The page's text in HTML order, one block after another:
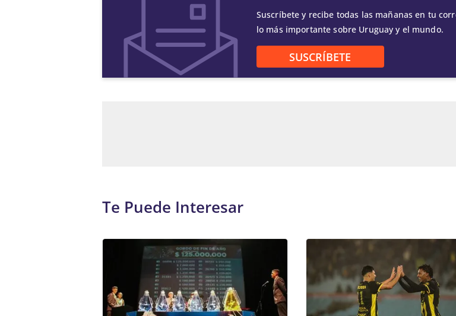
Suscríbete y recibe todas las mañanas en tu
lo más importante sobre Uruguay y el mundo.
SUSCRÍBETE
Te Puede Interesar